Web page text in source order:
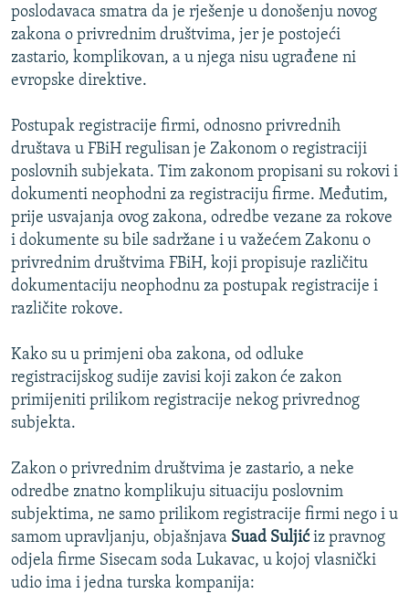
SVE KARTE DEJTONA
NASTANAK I RASPAD JUGOSLAVIJE
poslodavaca smatra da je rješenje u donošenju novog
zakona o privrednim društvima, jer je postojeći
zastario, komplikovan, a u njega nisu ugrađene ni
evropske direktive.
Postupak registracije firmi, odnosno privrednih
društava u FBiH regulisan je Zakonom o registraciji
poslovnih subjekata. Tim zakonom propisani su rokovi i
dokumenti neophodni za registraciju firme. Međutim,
prije usvajanja ovog zakona, odredbe vezane za rokove
i dokumente su bile sadržane i u važećem Zakonu o
privrednim društvima FBiH, koji propisuje različitu
dokumentaciju neophodnu za postupak registracije i
različite rokove.
Kako su u primjeni oba zakona, od odluke
registracijskog sudije zavisi koji zakon će zakon
primijeniti prilikom registracije nekog privrednog
subjekta.
Zakon o privrednim društvima je zastario, a neke
odredbe znatno komplikuju situaciju poslovnim
subjektima, ne samo prilikom registracije firmi nego i u
samom upravljanju, objašnjava Suad Suljićiz pravnog
odjela firme Sisecam soda Lukavac, u kojoj vlasnički
udio ima i jedna turska kompanija: